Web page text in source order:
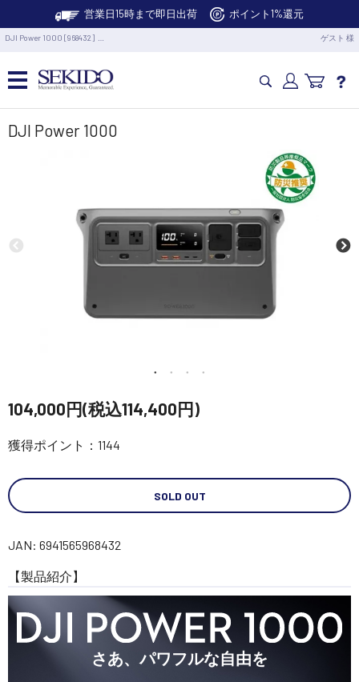
営業日15時まで即日出荷 ポイント1%還元
DJI Power 1000 [968432] … ゲスト 様
カメラドローン・生活家電
業務用ドローン・業務関連製品
RC・ロボット部品
講習会･国家資格･WEBセミナー
定期配信!
コーポレートサイト
SEKIDO 会社概要
DJI Power 1000
104,000円(税込114,400円)
獲得ポイント：1144
SOLD OUT
JAN: 6941565968432
【製品紹介】
さあ、パワフルな自由を